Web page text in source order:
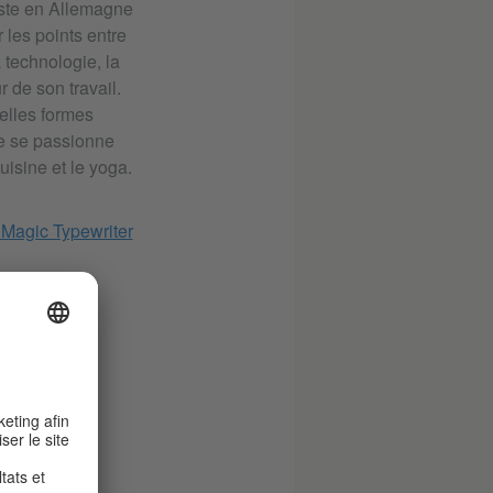
en Allemagne
les points entre
technologie, la
de son travail.
formes
se passionne
et le yoga.
Typewriter